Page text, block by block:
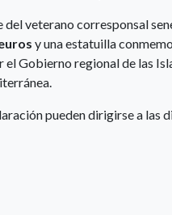
veterano corresponsal
y una estatuilla
Gobierno regional de las
pueden dirigirse a las